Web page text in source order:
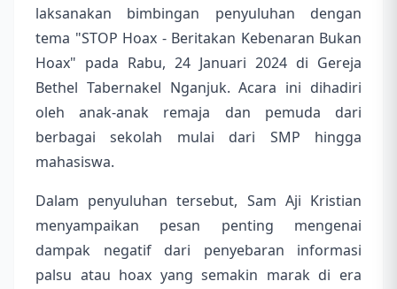
laksanakan bimbingan penyuluhan dengan
tema "STOP Hoax - Beritakan Kebenaran Bukan
Hoax" pada Rabu, 24 Januari 2024 di Gereja
Bethel Tabernakel Nganjuk. Acara ini dihadiri
oleh anak-anak remaja dan pemuda dari
berbagai sekolah mulai dari SMP hingga
mahasiswa.
Dalam penyuluhan tersebut, Sam Aji Kristian
menyampaikan pesan penting mengenai
dampak negatif dari penyebaran informasi
palsu atau hoax yang semakin marak di era